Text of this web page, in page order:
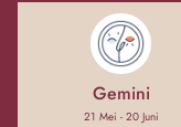
Gemini
21 Mei - 20 Juni